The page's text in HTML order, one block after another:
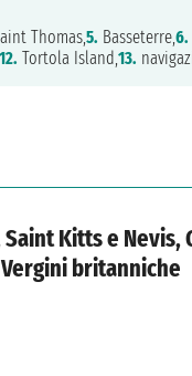
Thomas,5. Basseterre,6.
12. Tortola Island,13.
Kitts e Nevis,
britanniche